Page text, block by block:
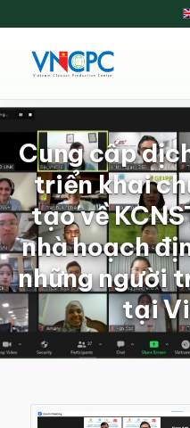
Cung cấp
triển khai
tạo về
nhà hoạch
những người
tại